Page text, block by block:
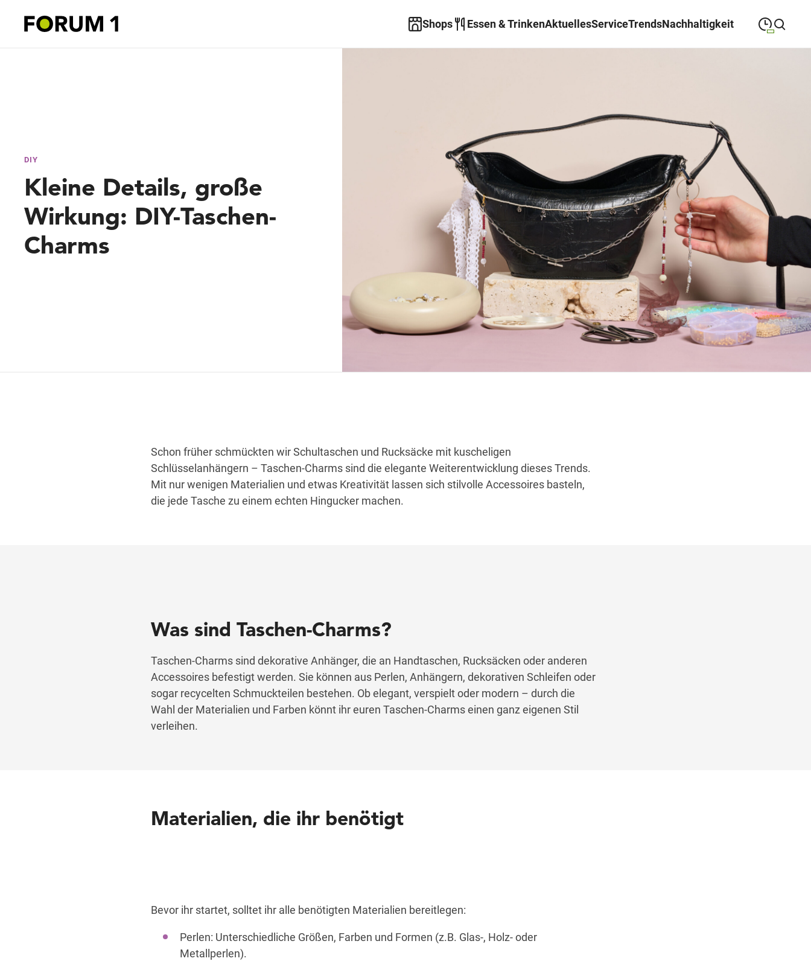
Shops Essen & TrinkenAktuellesServiceTrendsNachhaltigkeit
Donnerstag
DONNERSTAG 09:00
Freitag
FREITAG 09:00 —19:00
Samstag
SAMSTAG 09:00 — 18:00
Sonderöffnungszeiten
Wegbeschreibung
DIY
Kleine Details, große
Wirkung: DIY-Taschen-
Charms
Schon früher schmückten wir Schultaschen und Rucksäcke mit kuscheligen
Schlüsselanhängern – Taschen-Charms sind die elegante Weiterentwicklung dieses Trends.
Mit nur wenigen Materialien und etwas Kreativität lassen sich stilvolle Accessoires basteln,
die jede Tasche zu einem echten Hingucker machen.
Was sind Taschen-Charms?
Taschen-Charms sind dekorative Anhänger, die an Handtaschen, Rucksäcken oder anderen
Accessoires befestigt werden. Sie können aus Perlen, Anhängern, dekorativen Schleifen oder
sogar recycelten Schmuckteilen bestehen. Ob elegant, verspielt oder modern – durch die
Wahl der Materialien und Farben könnt ihr euren Taschen-Charms einen ganz eigenen Stil
verleihen.
Materialien, die ihr benötigt
Bevor ihr startet, solltet ihr alle benötigten Materialien bereitlegen:
Perlen: Unterschiedliche Größen, Farben und Formen (z.B. Glas-, Holz- oder
Metallperlen).